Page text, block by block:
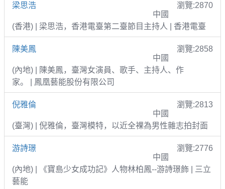
梁思浩
瀏覽:2870
中國
(香港) | 梁思浩，香港電臺第二臺節目主持人 | 香港電臺
陳美鳳
瀏覽:2858
中國
(內地) | 陳美鳳，臺灣女演員、歌手、主持人、作
家。 | 鳳凰藝能股份有限公司
倪雅倫
瀏覽:2813
中國
(臺灣) | 倪雅倫，臺灣模特，以近全裸為男性雜志拍封面
游詩璟
瀏覽:2776
中國
(內地) | 《寶島少女成功記》人物林柏鳳--游詩璟飾 | 三立
藝能